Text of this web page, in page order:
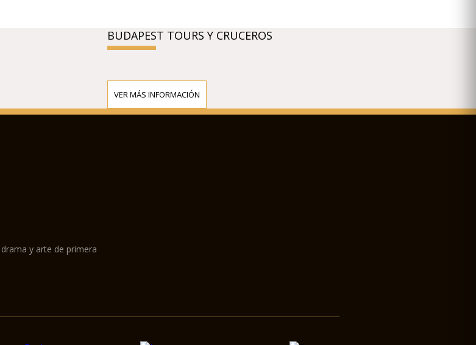
BUDAPEST TOURS Y CRUCEROS
VER MÁS INFORMACIÓN
y arte de primera